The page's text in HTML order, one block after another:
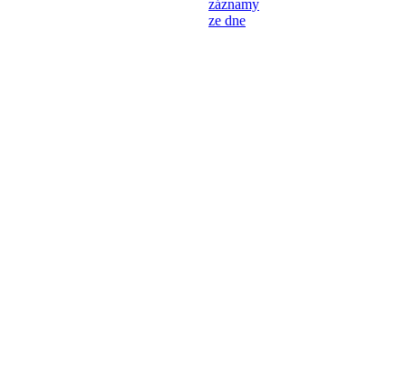
záznamy
ze dne